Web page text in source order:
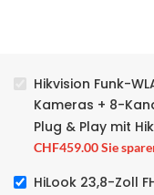
Hikvision Funk-
Kameras + 8-
Plug & Play mit
CHF459.00Sie
HiLook 23,8-Zoll